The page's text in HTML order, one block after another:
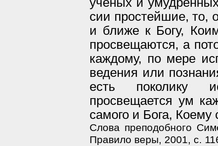
сии простейшие, то,
и ближе к Богу,
просвещаются, а
каждому, по мере
ведения или
есть поколику
просвещается ум
самого и Бога,
Слова преподобного
Правило веры, 2001, с.